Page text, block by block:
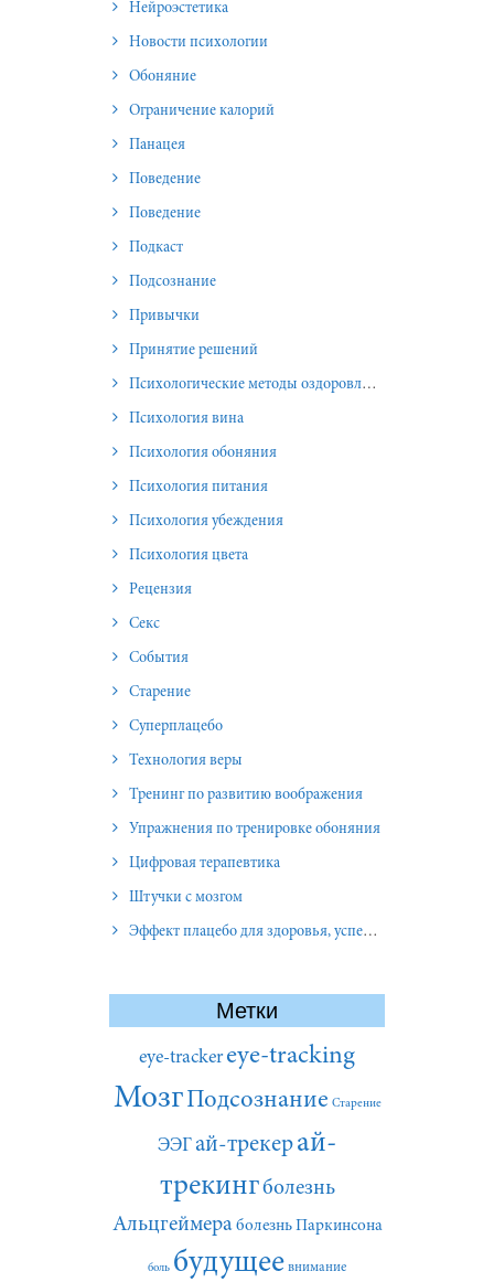
Нейроэстетика
Новости психологии
Обоняние
Ограничение калорий
Панацея
Поведение
Поведение
Подкаст
Подсознание
Привычки
Принятие решений
Психологические методы оздоровления и омоложения
Психология вина
Психология обоняния
Психология питания
Психология убеждения
Психология цвета
Рецензия
Секс
События
Старение
Суперплацебо
Технология веры
Тренинг по развитию воображения
Упражнения по тренировке обоняния
Цифровая терапевтика
Штучки с мозгом
Эффект плацебо для здоровья, успеха и отношений
Метки
eye-tracker eye-tracking
МозгПодсознание Старение
ЭЭГай-трекерай-
трекингболезнь
Альцгеймера болезнь Паркинсона
боль будущее внимание